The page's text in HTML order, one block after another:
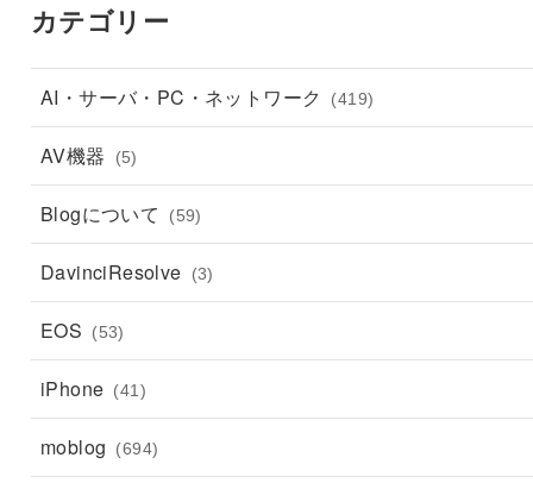
カテゴリー
AI・サーバ・PC・ネットワーク (419)
AV機器 (5)
Blogについて (59)
DavinciResolve (3)
EOS (53)
iPhone (41)
moblog (694)